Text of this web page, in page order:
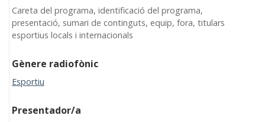
Careta del programa, identificació del programa,
presentació, sumari de continguts, equip, fora, titulars
esportius locals i internacionals
Gènere radiofònic
Esportiu
Presentador/a